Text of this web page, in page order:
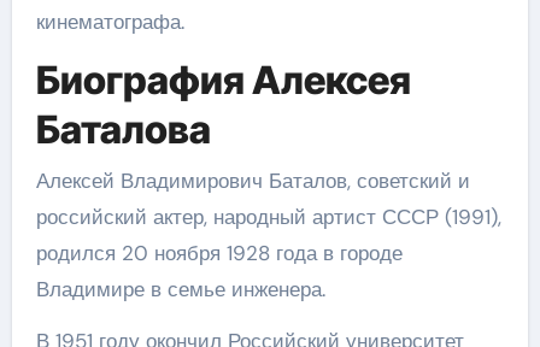
кинематографа.
Биография Алексея
Баталова
Алексей Владимирович Баталов, советский и
российский актер, народный артист СССР (1991),
родился 20 ноября 1928 года в городе
Владимире в семье инженера.
В 1951 году окончил Российский университет